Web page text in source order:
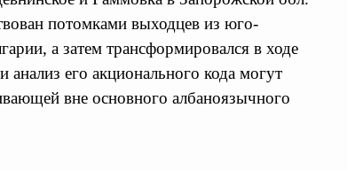
потомками выходцев из юго-
а затем трансформировался в ходе
его акционального кода могут
вне основного албаноязычного